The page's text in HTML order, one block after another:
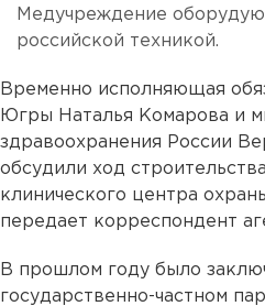
Медучреждение
российской техникой.
Временно исполняющая
Югры Наталья Комарова и
здравоохранения России
обсудили ход
клинического центра
передает корреспондент
В прошлом году было
государственно-частном